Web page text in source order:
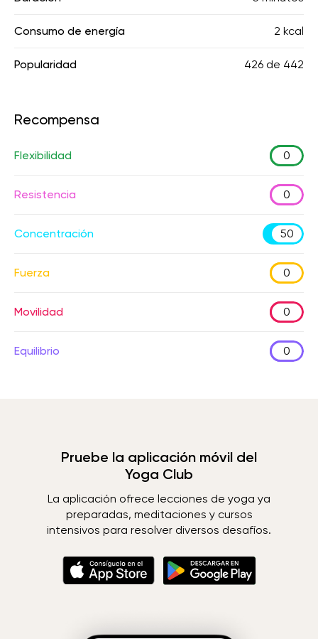
Consumo de energía 2 kcal
Popularidad 426 de 442
Recompensa
Flexibilidad 0
Resistencia 0
Concentración 50
Fuerza 0
Movilidad 0
Equilibrio 0
Pruebe la aplicación móvil del
Yoga Club
La aplicación ofrece lecciones de yoga ya
preparadas, meditaciones y cursos
intensivos para resolver diversos desafíos.